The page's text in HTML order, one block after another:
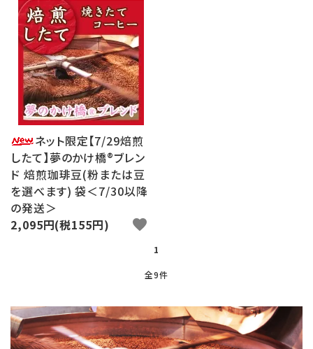
ネット限定【7/29焙煎
したて】夢のかけ橋®ブレン
ド 焙煎珈琲豆(粉または豆
を選べます) 袋＜7/30以降
の発送＞
2,095円(税155円)
favorite
1
全9件